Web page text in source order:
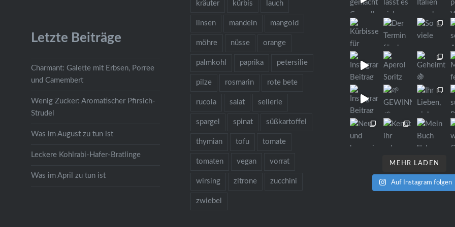
kräuter kürbis lauch
linsen mandeln mangold
möhre nüsse orange
palmkohl paprika petersilie
pilze rosmarin rote bete
rucola salat sellerie
spargel spinat süßkartoffel
thymian tofu tomate
tomaten vegan vorrat
wirsing zitrone zucchini
zwiebel
MEHR LADEN
Auf Instagram folgen
Letzte Beiträge
Charmant: Galette mit Erbsen, Porree
und Camembert
Wenig Zucker: Aromatischer Pfirsich-
Strudel
Was im August zu tun ist
Leckere Kohlrabi-Hafer-Bratlinge
Was im April zu tun ist